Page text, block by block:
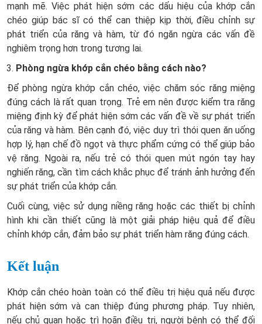
mạnh mẽ. Việc phát hiện sớm các dấu hiệu của khớp cắn
chéo giúp bác sĩ có thể can thiệp kịp thời, điều chỉnh sự
phát triển của răng và hàm, từ đó ngăn ngừa các vấn đề
nghiêm trọng hơn trong tương lai.
Phòng ngừa khớp cắn chéo bằng cách nào?
Để phòng ngừa khớp cắn chéo, việc chăm sóc răng miệng
đúng cách là rất quan trọng. Trẻ em nên được kiểm tra răng
miệng định kỳ để phát hiện sớm các vấn đề về sự phát triển
của răng và hàm. Bên cạnh đó, việc duy trì thói quen ăn uống
hợp lý, hạn chế đồ ngọt và thực phẩm cứng có thể giúp bảo
vệ răng. Ngoài ra, nếu trẻ có thói quen mút ngón tay hay
nghiến răng, cần tìm cách khắc phục để tránh ảnh hưởng đến
sự phát triển của khớp cắn.
Cuối cùng, việc sử dụng niềng răng hoặc các thiết bị chỉnh
hình khi cần thiết cũng là một giải pháp hiệu quả để điều
chỉnh khớp cắn, đảm bảo sự phát triển hàm răng đúng cách.
Kết luận
Khớp cắn chéo hoàn toàn có thể điều trị hiệu quả nếu được
phát hiện sớm và can thiệp đúng phương pháp. Tuy nhiên,
nếu chủ quan hoặc trì hoãn điều trị, người bệnh có thể đối